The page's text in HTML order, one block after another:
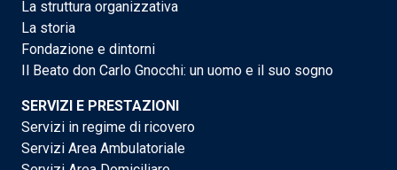
La struttura organizzativa
La storia
Fondazione e dintorni
Il Beato don Carlo Gnocchi: un uomo e il suo sogno
SERVIZI E PRESTAZIONI
Servizi in regime di ricovero
Servizi Area Ambulatoriale